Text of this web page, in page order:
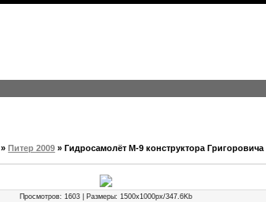
»Питер 2009 » Гидросамолёт М-9 конструктора Григоровича
Просмотров: 1603 | Размеры: 1500x1000px/347.6Kb